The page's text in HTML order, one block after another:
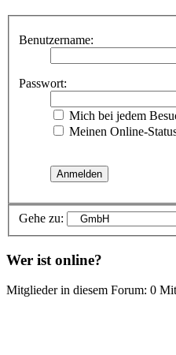
Benutzername:
Passwort:
Mich bei jedem
Meinen Online-
Gehe zu:
Wer ist online?
Mitglieder in diesem Forum: 0